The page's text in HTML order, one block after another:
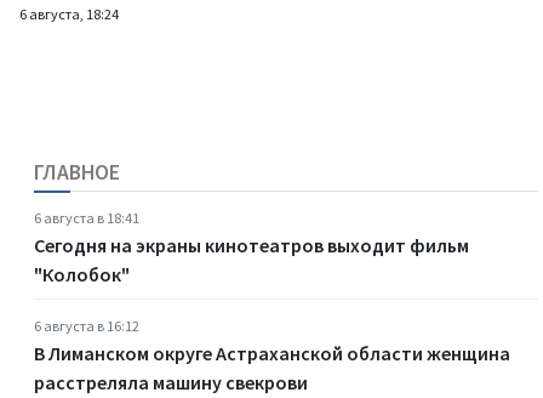
6 августа, 18:24
ГЛАВНОЕ
6 августа в 18:41
Сегодня на экраны кинотеатров выходит фильм
"Колобок"
6 августа в 16:12
В Лиманском округе Астраханской области женщина
расстреляла машину свекрови